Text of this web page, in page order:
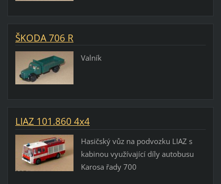
ŠKODA 706 R
Valník
LIAZ 101.860 4x4
Hasičský vůz na podvozku LIAZ s
kabinou využívající díly autobusu
Karosa řady 700